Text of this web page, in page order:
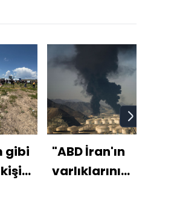
gibi
"ABD İran'ın
varlıklarını